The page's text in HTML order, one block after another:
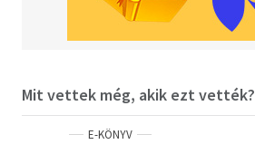
Mit vettek még, akik ezt vették?
E-KÖNYV